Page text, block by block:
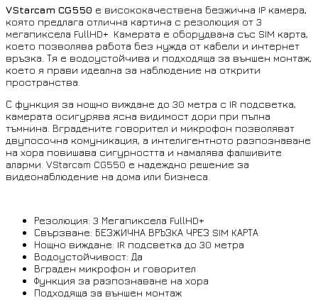
VStarcam CG550 е висококачествена безжична IP камера,
която предлага отлична картина с резолюция от 3
мегапиксела FullHD+. Камерата е оборудвана със SIM карта,
което позволява работа без нужда от кабели и интернет
връзка. Тя е водоустойчива и подходяща за външен монтаж,
което я прави идеална за наблюдение на открити
пространства.
С функция за нощно виждане до 30 метра с IR подсветка,
камерата осигурява ясна видимост дори при пълна
тъмнина. Вградените говорител и микрофон позволяват
двупосочна комуникация, а интелигентното разпознаване
на хора повишава сигурността и намалява фалшивите
аларми. VStarcam CG550 е надеждно решение за
видеонаблюдение на дома или бизнеса.
Резолюция: 3 Мегапиксела FullHD+
Свързване: БЕЗЖИЧНА ВРЪЗКА ЧРЕЗ SIM КАРТА
Нощно виждане: IR подсветка до 30 метра
Водоустойчивост: Да
Вграден микрофон и говорител
Функция за разпознаване на хора
Подходяща за външен монтаж